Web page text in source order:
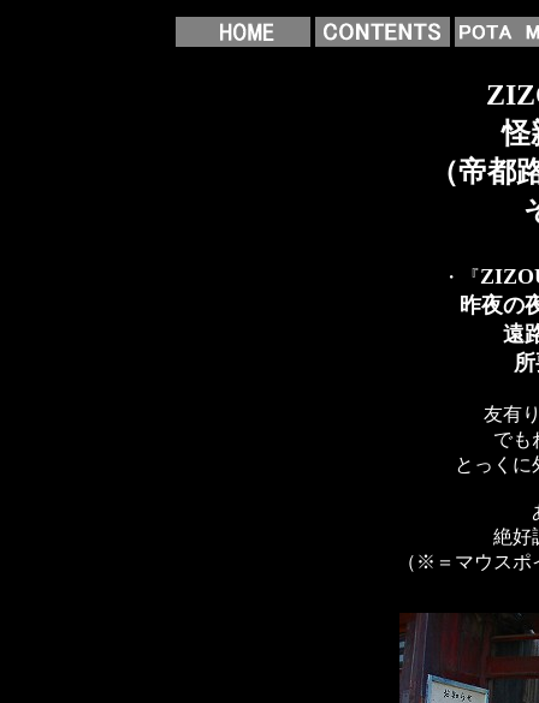
怪
（帝都
・『
昨夜の
遠
友有
でも
とっくに
絶好
（※＝マウスポ